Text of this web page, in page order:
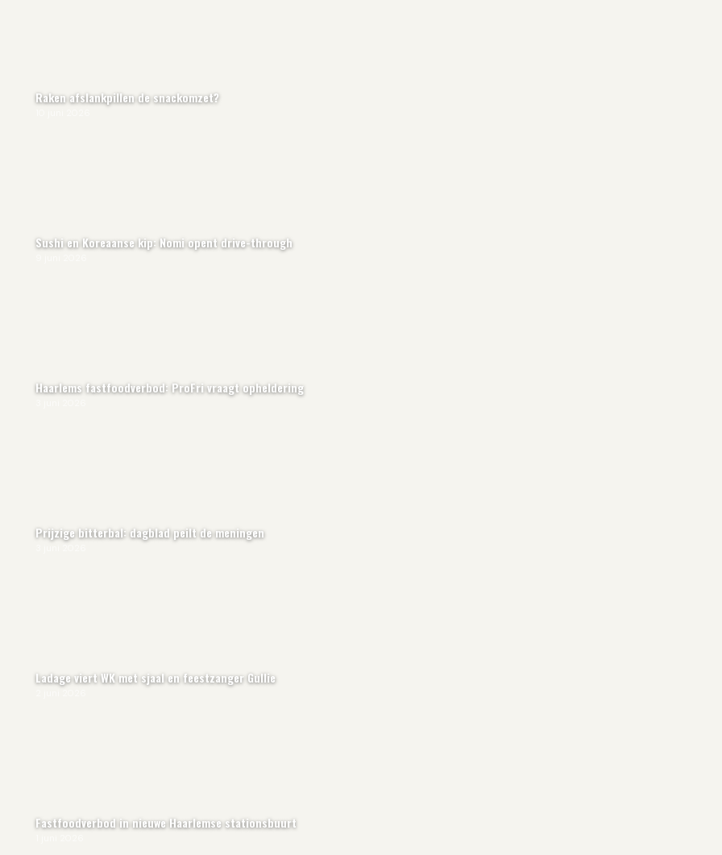
Raken afslankpillen de snackomzet?
Sushi en Koreaanse kip: Nomi opent drive-through
Haarlems fastfoodverbod: ProFri vraagt opheldering
Prijzige bitterbal: dagblad peilt de meningen
Ladage viert WK met sjaal en feestzanger Gullie
Fastfoodverbod in nieuwe Haarlemse stationsbuurt